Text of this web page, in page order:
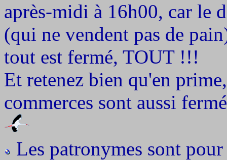
après-midi à 16h00, car le
(qui ne vendent pas de
tout est fermé, TOUT !!!
Et retenez bien qu'en
commerces sont aussi
Les patronymes sont